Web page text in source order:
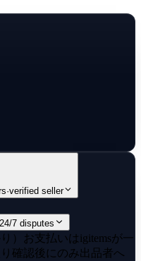
·verified seller
7 disputes
）
お支払いはigitemsが一
確認後にのみ出品者へ